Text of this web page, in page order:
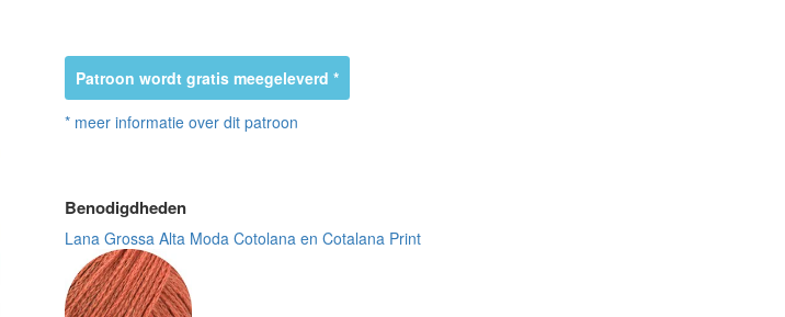
Patroon wordt gratis meegeleverd *
* meer informatie over dit patroon
Benodigdheden
Lana Grossa Alta Moda Cotolana en Cotalana Print